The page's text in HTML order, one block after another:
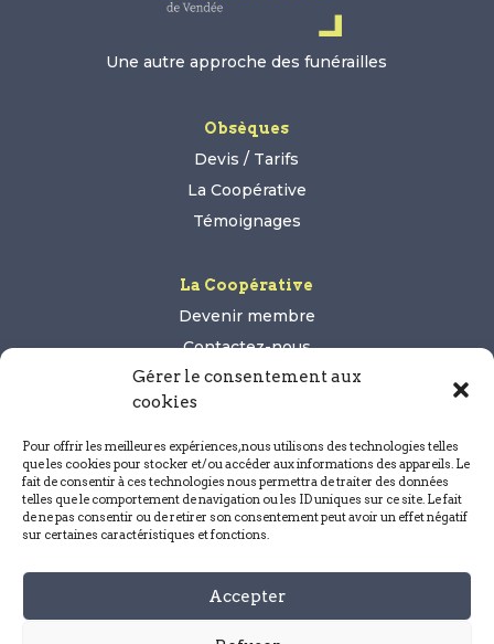
Gérer le consentement aux
cookies
Pour offrir les meilleures expériences, nous utilisons des technologies telles
que les cookies pour stocker et/ou accéder aux informations des appareils. Le
fait de consentir à ces technologies nous permettra de traiter des données
telles que le comportement de navigation ou les ID uniques sur ce site. Le fait
de ne pas consentir ou de retirer son consentement peut avoir un effet négatif
sur certaines caractéristiques et fonctions.
Accepter
Une autre approche des funérailles
Obsèques
Devis / Tarifs
La Coopérative
Témoignages
La Coopérative
Devenir membre
Contactez-nous
Légal
Mentions légales
Politique de confidentialité
Conditions générales de vente
Politique de cookies (UE)